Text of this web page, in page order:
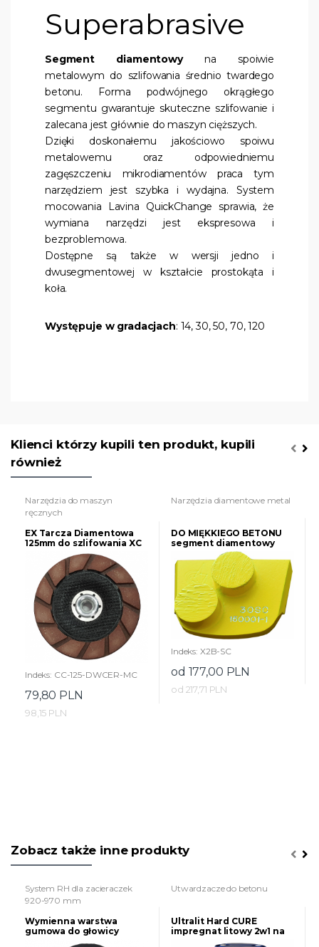
Superabrasive
Segment diamentowyna spoiwie
metalowym do szlifowania średnio twardego
betonu. Forma podwójnego okrągłego
segmentu gwarantuje skuteczne szlifowanie i
zalecana jest głównie do maszyn cięższych.
Dzięki doskonałemu jakościowo spoiwu
metalowemu oraz odpowiedniemu
zagęszczeniu mikrodiamentów praca tym
narzędziem jest szybka i wydajna. System
mocowania Lavina QuickChange sprawia, że
wymiana narzędzi jest ekspresowa i
bezproblemowa.
Dostępne są także w wersji jedno i
dwusegmentowej w kształcie prostokąta i
koła.
Występuje w gradacjach: 14, 30, 50, 70, 120
Klienci którzy kupili ten produkt, kupili
również
Narzędzia do maszyn
ręcznych
EX Tarcza Diamentowa
125mm do szlifowania XC
Turbocup DWCER do
twardego betonu
Indeks: CC-125-DWCER-MC
79,80 PLN
98,15 PLN
Narzędzia diamentowe metal
DO MIĘKKIEGO BETONU
segment diamentowy
podwójny (okrągły)
Indeks: X2B-SC
od 177,00 PLN
od 217,71 PLN
Zobacz także inne produkty
System RH dla zacieraczek
920-970 mm
Wymienna warstwa
gumowa do głowicy
Utwardzacze do betonu
Ultralit Hard CURE
impregnat litowy 2w1 na
świeży i stary beton